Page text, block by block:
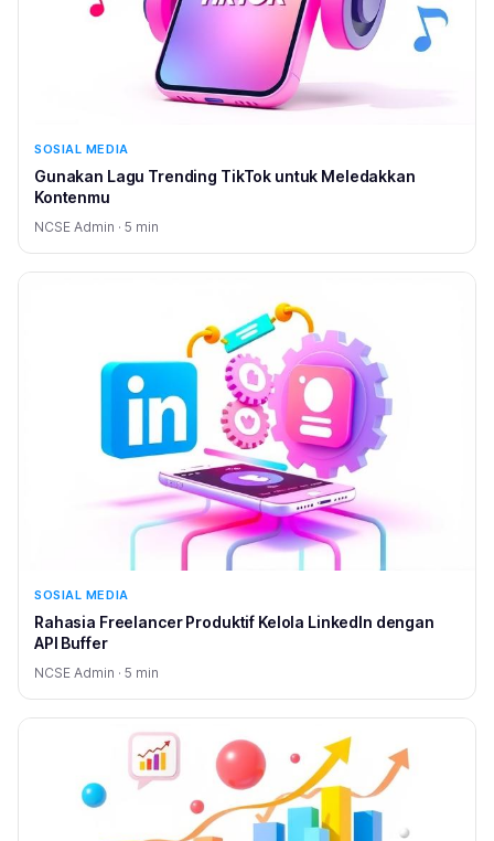
SOSIAL MEDIA
Gunakan Lagu Trending TikTok untuk Meledakkan
Kontenmu
NCSE Admin · 5 min
SOSIAL MEDIA
Rahasia Freelancer Produktif Kelola LinkedIn dengan
API Buffer
NCSE Admin · 5 min